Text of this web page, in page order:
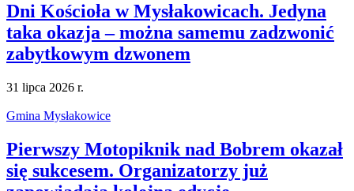
Dni Kościoła w Mysłakowicach. Jedyna
taka okazja – można samemu zadzwonić
zabytkowym dzwonem
31 lipca 2026 r.
Gmina Mysłakowice
Pierwszy Motopiknik nad Bobrem okazał
się sukcesem. Organizatorzy już